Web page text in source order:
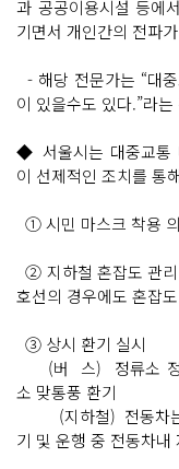
과 공공이용시설 등에
기면서 개인간의 전파
- 해당 전문가는 “대
이 있을수도 있다.”라
◆ 서울시는 대중교통
이 선제적인 조치를 통
① 시민 마스크 착용
② 지하철 혼잡도 관
호선의 경우에도 혼잡
③ 상시 환기 실시
(버 스) 정류소 정
소 맞통풍 환기
(지하철) 전동차는
기 및 운행 중 전동차내